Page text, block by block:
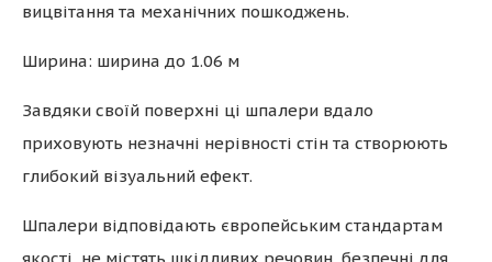
вицвітання та механічних пошкоджень.
Ширина: ширина до 1.06 м
Завдяки своїй поверхні ці шпалери вдало
приховують незначні нерівності стін та створюють
глибокий візуальний ефект.
Шпалери відповідають європейським стандартам